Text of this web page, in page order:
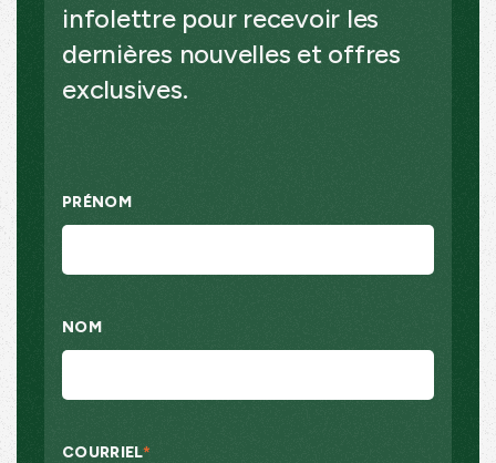
infolettre pour recevoir les
dernières nouvelles et offres
exclusives.
PRÉNOM
NOM
COURRIEL*